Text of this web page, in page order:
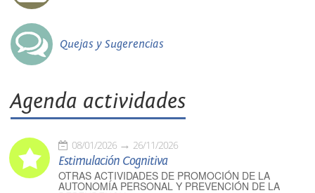
Quejas y Sugerencias
Agenda actividades
08/01/2026 26/11/2026
Estimulación Cognitiva
OTRAS ACTIVIDADES DE PROMOCIÓN DE LA
AUTONOMÍA PERSONAL Y PREVENCIÓN DE LA